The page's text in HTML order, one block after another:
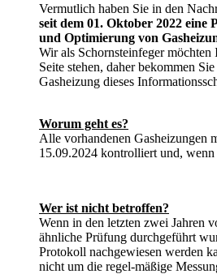
Vermutlich haben Sie in den
seit dem 01. Oktober 2022
und Optimierung von
Wir als Schornsteinfeger möchten
Seite stehen, daher bekommen
Gasheizung dieses
Worum geht es?
Alle vorhandenen Gasheizungen
15.09.2024 kontrolliert und,
Wer ist nicht betroffen?
Wenn in den letzten zwei Jahren
ähnliche Prüfung durchgeführt
Protokoll nachgewiesen werden
nicht um die regel-mäßige